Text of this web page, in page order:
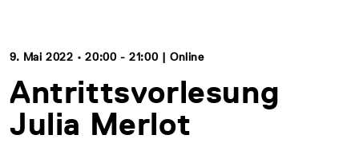
9. Mai 2022 • 20:00 - 21:00 | Online
Antrittsvorlesung
Julia Merlot